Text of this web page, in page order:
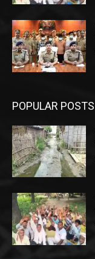
POPULAR POSTS